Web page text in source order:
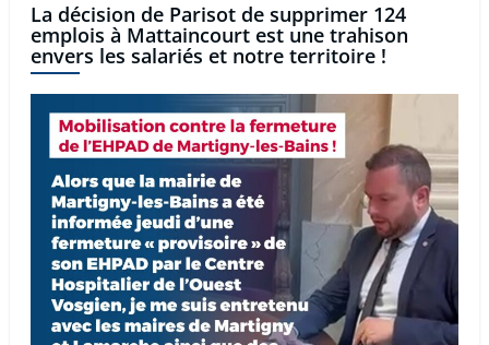
La décision de Parisot de supprimer 124
emplois à Mattaincourt est une trahison
envers les salariés et notre territoire !